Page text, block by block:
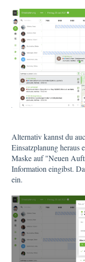
Alternativ kannst du
Einsatzplanung heraus
Maske auf "Neuen
Information eingibst.
ein.